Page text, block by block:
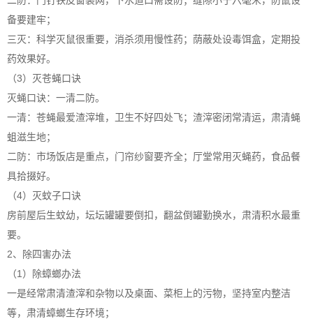
备要建牢；
三灭：科学灭鼠很重要，消杀须用慢性药；荫蔽处设毒饵盒，定期投
药效果好。
（3）灭苍蝇口诀
灭蝇口诀：一清二防。
一清：苍蝇最爱渣滓堆，卫生不好四处飞；渣滓密闭常清运，肃清蝇
蛆滋生地；
二防：市场饭店是重点，门帘纱窗要齐全；厅堂常用灭蝇药，食品餐
具拾掇好。
（4）灭蚊子口诀
房前屋后生蚊幼，坛坛罐罐要倒扣，翻盆倒罐勤换水，肃清积水最重
要。
2、除四害办法
（1）除蟑螂办法
一是经常肃清渣滓和杂物以及桌面、菜柜上的污物，坚持室内整洁
等，肃清蟑螂生存环境；